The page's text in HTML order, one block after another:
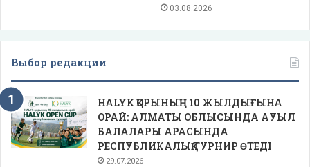
03.08.2026
Выбор редакции
HALYK ҚОРЫНЫҢ 10 ЖЫЛДЫҒЫНА
ОРАЙ: АЛМАТЫ ОБЛЫСЫНДА АУЫЛ
БАЛАЛАРЫ АРАСЫНДА
РЕСПУБЛИКАЛЫҚ ТУРНИР ӨТЕДІ
29.07.2026